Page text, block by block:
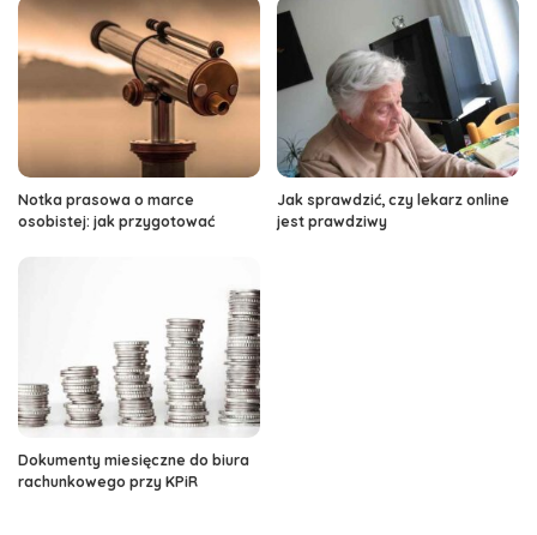
Notka prasowa o marce
osobistej: jak przygotować
Jak sprawdzić, czy lekarz online
jest prawdziwy
Dokumenty miesięczne do biura
rachunkowego przy KPiR